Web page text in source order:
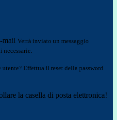
mail Verrà inviato un messaggio
Effettua il reset della password
la casella di posta elettronica!